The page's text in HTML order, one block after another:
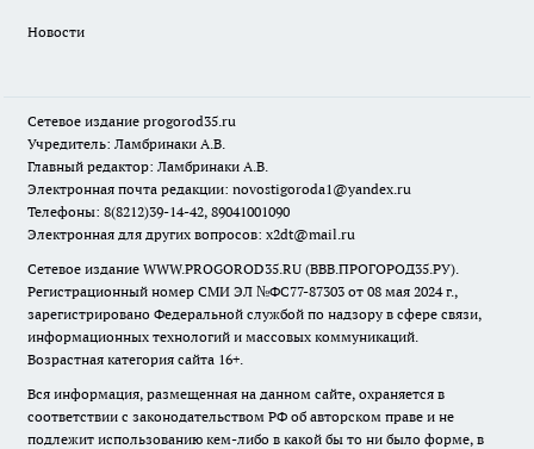
Новости
Сетевое издание progorod35.ru
Учредитель: Ламбринаки А.В.
Главный редактор: Ламбринаки А.В.
Электронная почта редакции: novostigoroda1@yandex.ru
Телефоны: 8(8212)39-14-42, 89041001090
Электронная для других вопросов: x2dt@mail.ru
Сетевое издание WWW.PROGOROD35.RU (ВВВ.ПРОГОРОД35.РУ).
Регистрационный номер СМИ ЭЛ №ФС77-87303 от 08 мая 2024 г.,
зарегистрировано Федеральной службой по надзору в сфере связи,
информационных технологий и массовых коммуникаций.
Возрастная категория сайта 16+.
Вся информация, размещенная на данном сайте, охраняется в
соответствии с законодательством РФ об авторском праве и не
подлежит использованию кем-либо в какой бы то ни было форме, в